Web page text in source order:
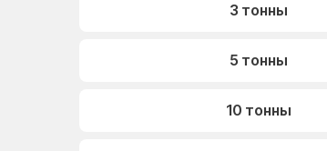
3 тонны
5 тонны
10 тонны